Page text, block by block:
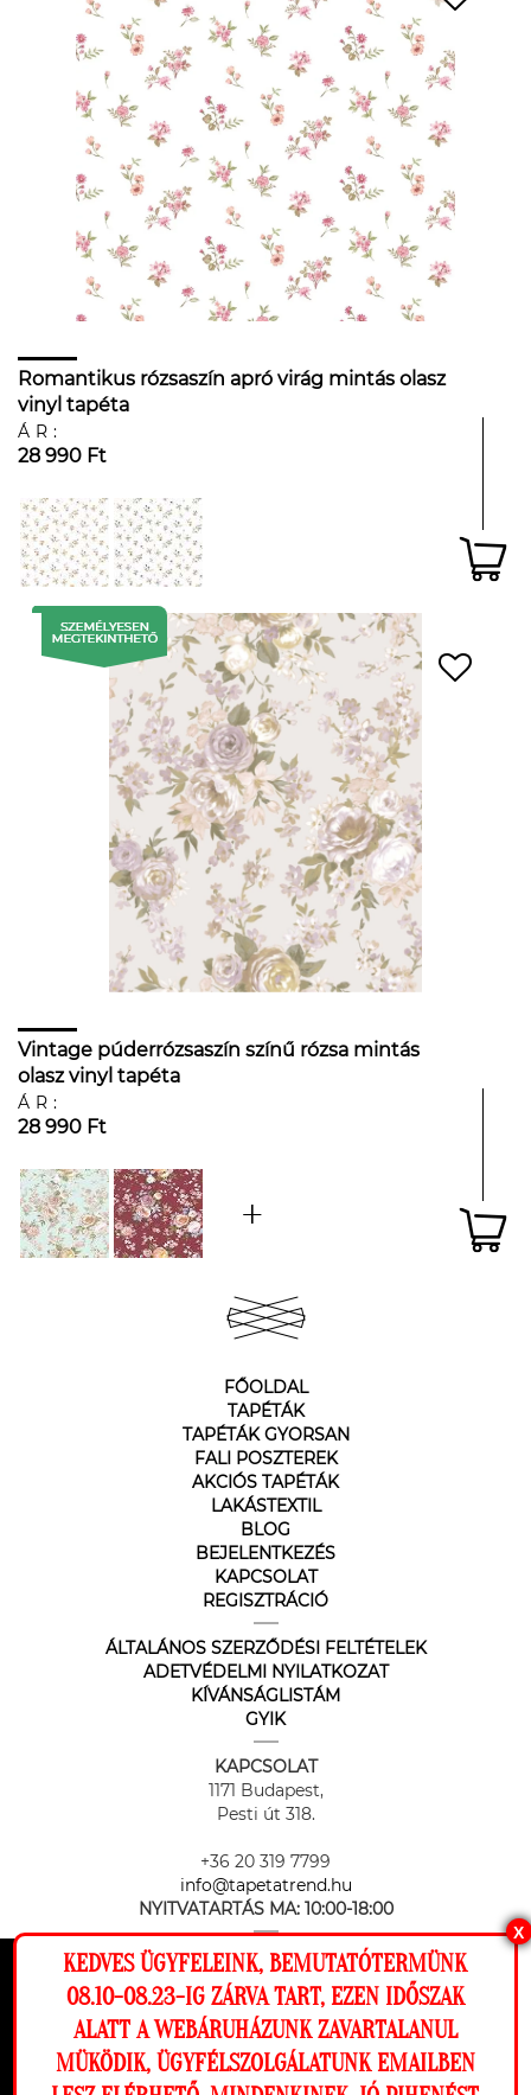
Ez a weboldal cookie-kat használ, hogy a
lehető legjobb élményt nyújtsa honlapunkon.
Beállítások
Romantikus rózsaszín apró virág mintás olasz
vinyl tapéta
ÁR:
28 990 Ft
Vintage púderrózsaszín színű rózsa mintás
olasz vinyl tapéta
ÁR:
28 990 Ft
FŐOLDAL
TAPÉTÁK
TAPÉTÁK GYORSAN
FALI POSZTEREK
AKCIÓS TAPÉTÁK
LAKÁSTEXTIL
BLOG
BEJELENTKEZÉS
KAPCSOLAT
REGISZTRÁCIÓ
ÁLTALÁNOS SZERZŐDÉSI FELTÉTELEK
ADETVÉDELMI NYILATKOZAT
KÍVÁNSÁGLISTÁM
GYIK
KAPCSOLAT
1171 Budapest,
Pesti út 318.
+36 20 319 7799
info@tapetatrend.hu
NYITVATARTÁS MA: 10:00-18:00
Az online fizetést a Barion Payment Zrt. biztosítja, MNB engedély
száma: H-EN-I-1064/2013
X
KEDVES ÜGYFELEINK, BEMUTATÓTERMÜNK
08.10-08.23-IG ZÁRVA TART, EZEN IDŐSZAK
ALATT A WEBÁRUHÁZUNK ZAVARTALANUL
MÜKÖDIK, ÜGYFÉLSZOLGÁLATUNK EMAILBEN